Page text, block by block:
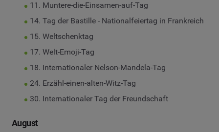
11. Muntere-die-Einsamen-auf-Tag
14. Tag der Bastille - Nationalfeiertag in Frankreich
15. Weltschenktag
17. Welt-Emoji-Tag
18. Internationaler Nelson-Mandela-Tag
24. Erzähl-einen-alten-Witz-Tag
30. Internationaler Tag der Freundschaft
August